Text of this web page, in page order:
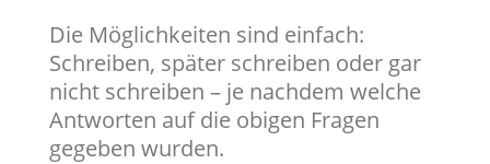
Die Möglichkeiten sind einfach:
Schreiben, später schreiben oder gar
nicht schreiben – je nachdem welche
Antworten auf die obigen Fragen
gegeben wurden.